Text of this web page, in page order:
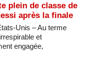
plein de classe de
après la finale
Unis – Au terme
et
engagée,